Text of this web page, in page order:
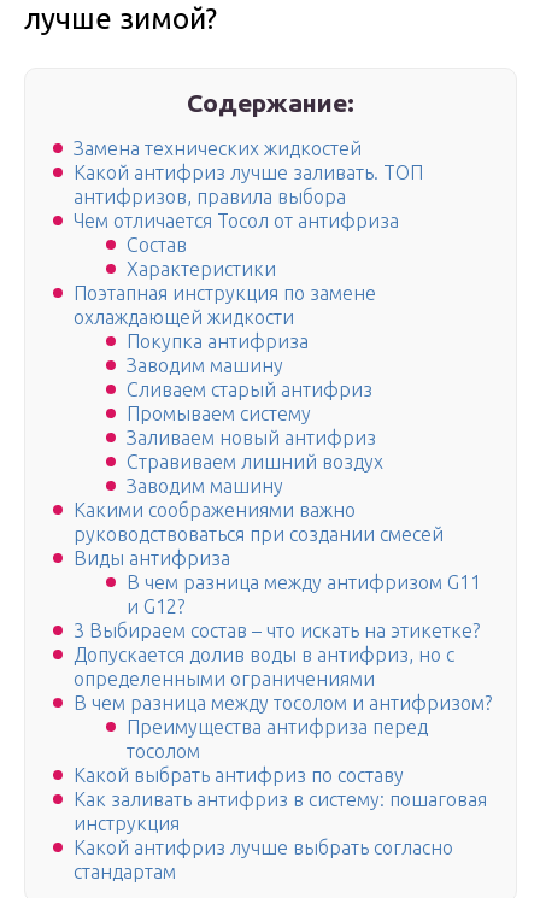
лучше зимой?
Содержание:
Замена технических жидкостей
Какой антифриз лучше заливать. ТОП
антифризов, правила выбора
Чем отличается Тосол от антифриза
Состав
Характеристики
Поэтапная инструкция по замене
охлаждающей жидкости
Покупка антифриза
Заводим машину
Сливаем старый антифриз
Промываем систему
Заливаем новый антифриз
Стравиваем лишний воздух
Заводим машину
Какими соображениями важно
руководствоваться при создании смесей
Виды антифриза
В чем разница между антифризом G11
и G12?
3 Выбираем состав – что искать на этикетке?
Допускается долив воды в антифриз, но с
определенными ограничениями
В чем разница между тосолом и антифризом?
Преимущества антифриза перед
тосолом
Какой выбрать антифриз по составу
Как заливать антифриз в систему: пошаговая
инструкция
Какой антифриз лучше выбрать согласно
стандартам